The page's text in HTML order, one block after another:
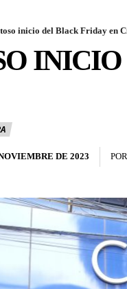
inicio del Black Friday en
DE 2023 POR